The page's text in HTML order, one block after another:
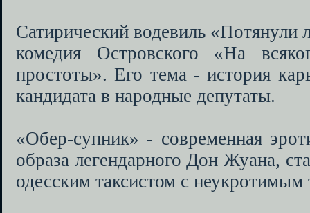
Сатирический водевиль «Потянули
комедия Островского «На
простоты». Его тема - история
кандидата в народные депутаты.
«Обер-супник» - современная
образа легендарного Дон Жуана,
одесским таксистом с